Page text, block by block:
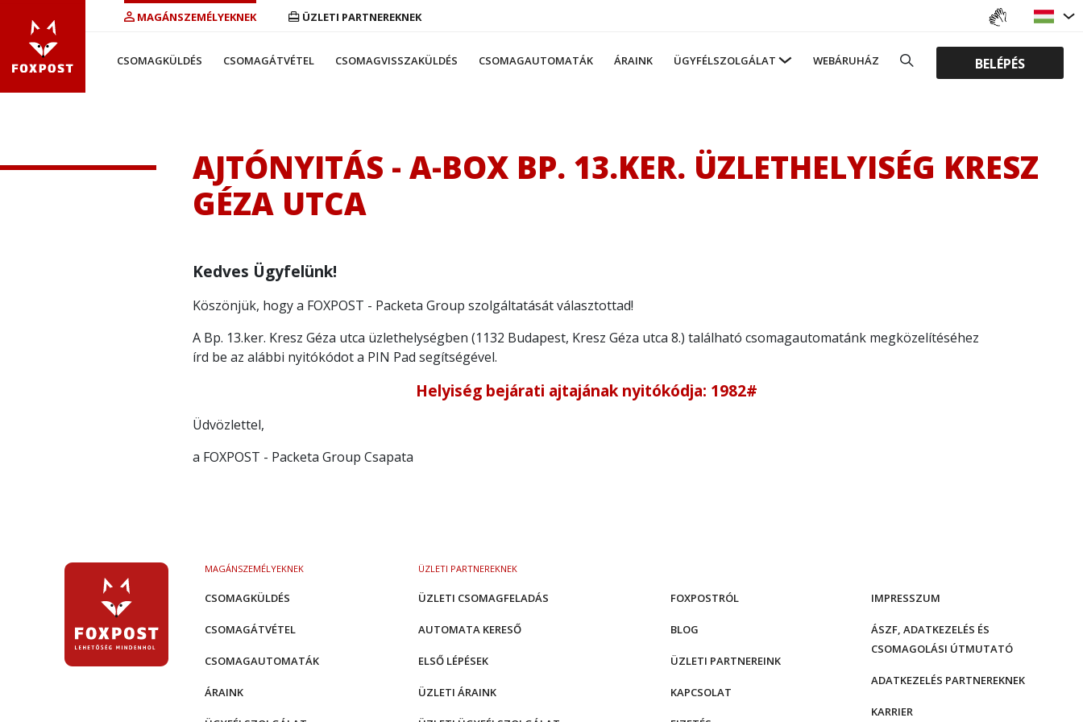
MAGÁNSZEMÉLYEKNEK ÜZLETI PARTNEREKNEK
CSOMAGKÜLDÉS CSOMAGÁTVÉTEL CSOMAGVISSZAKÜLDÉS CSOMAGAUTOMATÁK ÁRAINK ÜGYFÉLSZOLGÁLAT WEBÁRUHÁZ BELÉPÉS
AJTÓNYITÁS - A-BOX BP. 13.KER. ÜZLETHELYISÉG KRESZ
GÉZA UTCA
Kedves Ügyfelünk!
Köszönjük, hogy a FOXPOST - Packeta Group szolgáltatását választottad!
A Bp. 13.ker. Kresz Géza utca üzlethelységben (1132 Budapest, Kresz Géza utca 8.) található csomagautomatánk megközelítéséhez
írd be az alábbi nyitókódot a PIN Pad segítségével.
Helyiség bejárati ajtajának nyitókódja: 1982#
Üdvözlettel,
a FOXPOST - Packeta Group Csapata
MAGÁNSZEMÉLYEKNEK
CSOMAGKÜLDÉS
CSOMAGÁTVÉTEL
CSOMAGAUTOMATÁK
ÁRAINK
ÜZLETI PARTNEREKNEK
ÜZLETI CSOMAGFELADÁS
AUTOMATA KERESŐ
ELSŐ LÉPÉSEK
ÜZLETI ÁRAINK
FOXPOSTRÓL
BLOG
ÜZLETI PARTNEREINK
KAPCSOLAT
IMPRESSZUM
ÁSZF, ADATKEZELÉS ÉS
CSOMAGOLÁSI ÚTMUTATÓ
ADATKEZELÉS PARTNEREKNEK
KARRIER